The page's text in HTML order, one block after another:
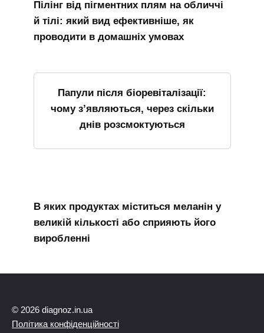
Пілінг від пігментних плям на обличчі
й тілі: який вид ефективніше, як
проводити в домашніх умовах
Папули після біоревіталізації:
чому з’являються, через скільки
днів розсмоктуються
В яких продуктах міститься меланін у
великій кількості або сприяють його
виробленні
© 2026 diagnoz.in.ua
Політика конфіденційності